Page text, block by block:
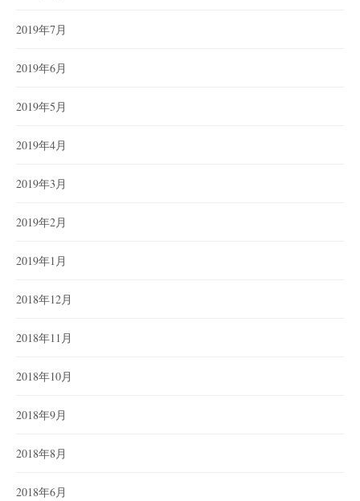
2019年7月
2019年6月
2019年5月
2019年4月
2019年3月
2019年2月
2019年1月
2018年12月
2018年11月
2018年10月
2018年9月
2018年8月
2018年6月